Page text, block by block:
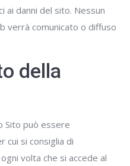
ai danni del sito. Nessun
verrà comunicato o diffuso
della
Sito può essere
cui si consiglia di
volta che si accede al